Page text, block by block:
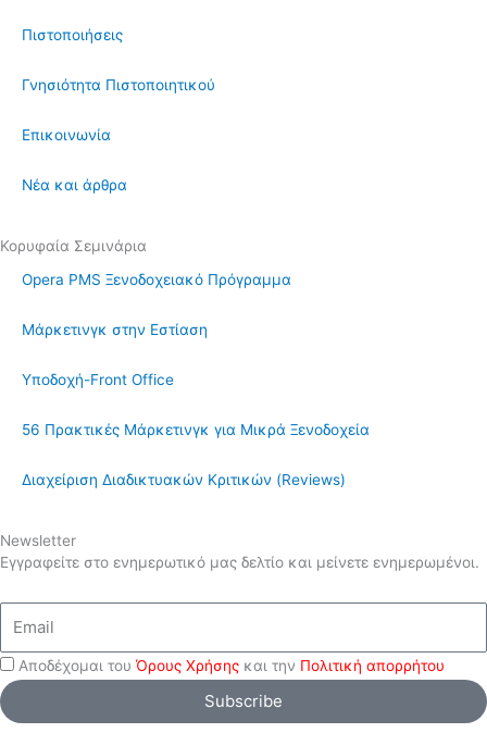
Πιστοποιήσεις
Γνησιότητα Πιστοποιητικού
Επικοινωνία
Νέα και άρθρα
Κορυφαία Σεμινάρια
Opera PMS Ξενοδοχειακό Πρόγραμμα
Μάρκετινγκ στην Εστίαση
Υποδοχή-Front Office
56 Πρακτικές Μάρκετινγκ για Μικρά Ξενοδοχεία
Διαχείριση Διαδικτυακών Κριτικών (Reviews)
Newsletter
Εγγραφείτε στο ενημερωτικό μας δελτίο και μείνετε ενημερωμένοι.
Αποδέχομαι του Όρους Χρήσης και την Πολιτική απορρήτου
Subscribe